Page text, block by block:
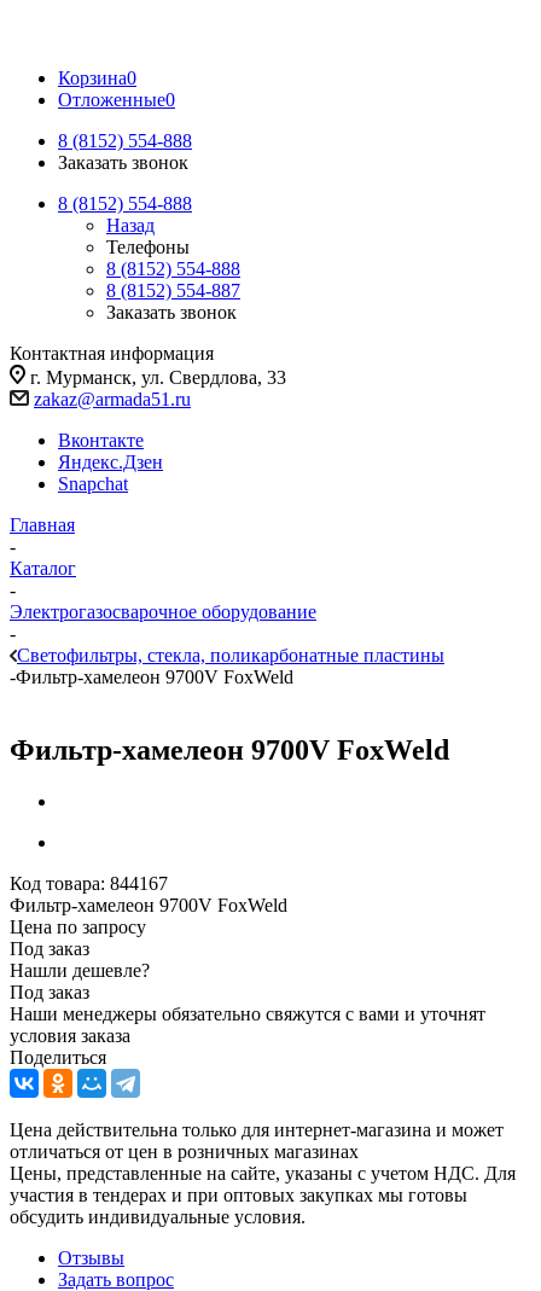
Корзина0
Отложенные0
8 (8152) 554-888
Заказать звонок
8 (8152) 554-888
Назад
Телефоны
8 (8152) 554-888
8 (8152) 554-887
Заказать звонок
Контактная информация
г. Мурманск, ул. Свердлова, 33
zakaz@armada51.ru
Вконтакте
Яндекс.Дзен
Snapchat
Главная
-
Каталог
-
Электрогазосварочное оборудование
-
Светофильтры, стекла, поликарбонатные пластины
-Фильтр-хамелеон 9700V FoxWeld
Фильтр-хамелеон 9700V FoxWeld
Код товара: 844167
Фильтр-хамелеон 9700V FoxWeld
Цена по запросу
Под заказ
Нашли дешевле?
Под заказ
Наши менеджеры обязательно свяжутся с вами и уточнят
условия заказа
Поделиться
Цена действительна только для интернет-магазина и может
отличаться от цен в розничных магазинах
Цены, представленные на сайте, указаны с учетом НДС. Для
участия в тендерах и при оптовых закупках мы готовы
обсудить индивидуальные условия.
Отзывы
Задать вопрос